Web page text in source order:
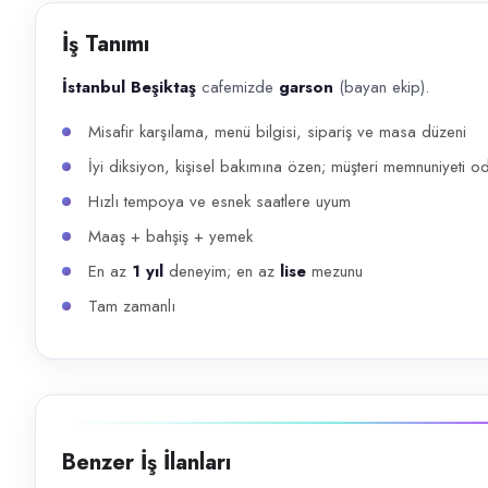
Başvuru kanalları
İlan açıklaması
İstanbul Beşiktaş cafemizde garson (bayan ekip). Misafir karşılama,
İş Tanımı
İstanbul Beşiktaş cafemizde garson (bayan ekip).
Misafir karşılama, menü bilgisi, sipariş ve masa düzeni
İyi diksiyon, kişisel bakımına özen; müşteri memnuniyeti
Hızlı tempoya ve esnek saatlere uyum
Maaş + bahşiş + yemek
En az 1 yıl deneyim; en az lise mezunu
Tam zamanlı
Benzer İş İlanları